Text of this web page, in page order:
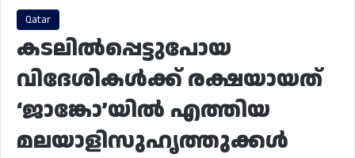
Qatar
കടലിൽപ്പെട്ടുപോയ
വിദേശികൾക്ക് രക്ഷയായത്
‘ജാങ്കോ’യിൽ എത്തിയ
മലയാളിസുഹൃത്തുക്കൾ